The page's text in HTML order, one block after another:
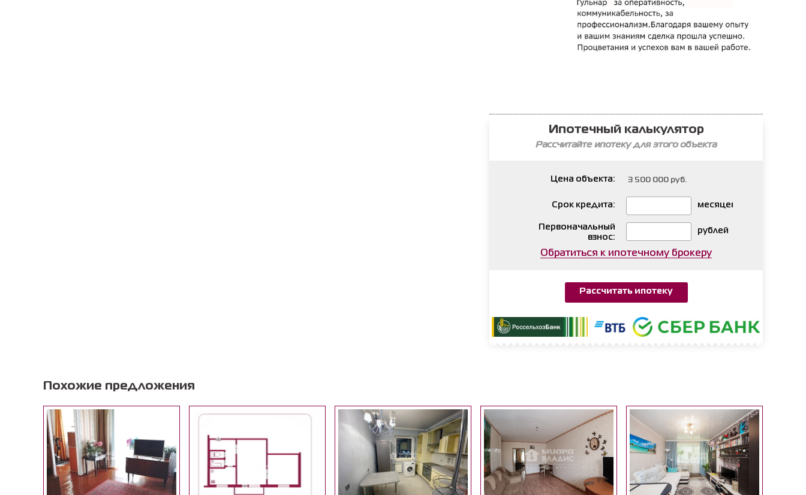
Ипотечный калькулятор
Рассчитайте ипотеку для этого объекта
Цена объекта:
месяцев
Срок кредита:
рублей
Первоначальный
взнос:
Обратиться к ипотечному брокеру
Рассчитать ипотеку
Похожие предложения